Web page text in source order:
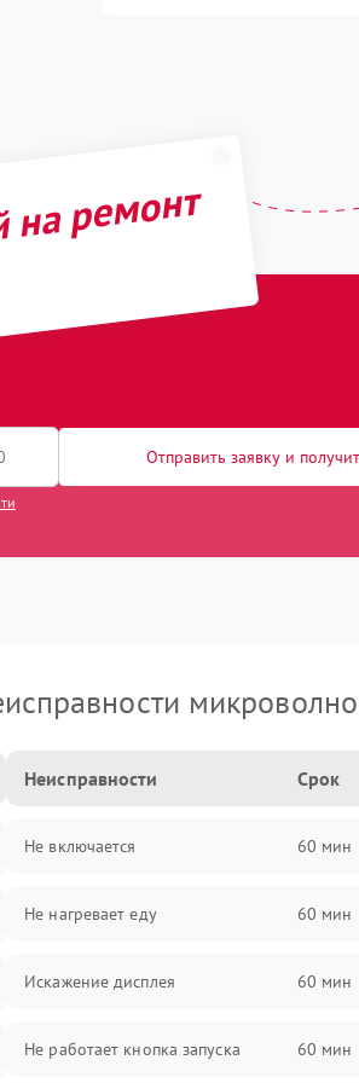
ремонт
Отправить заявку и
Неисправности Срок
Не включается 60 мин
Не нагревает еду 60 мин
Искажение дисплея 60 мин
Не работает кнопка запуска 60 мин